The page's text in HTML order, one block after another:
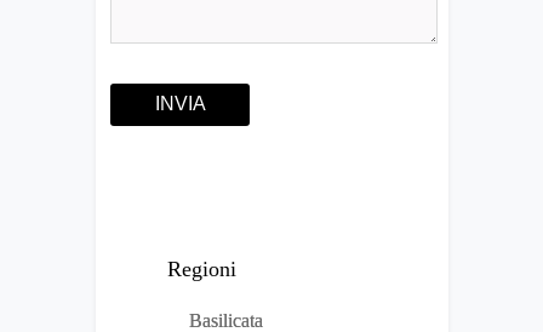
Regioni
Basilicata